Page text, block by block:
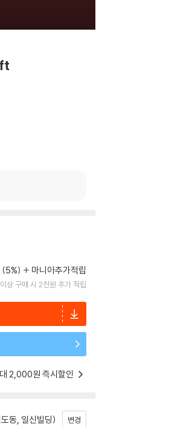
(5%) 마니아추가적립
상 구매 시 2천원 추가 적립
2,000원 즉시할인
동, 일신빌딩) 변경